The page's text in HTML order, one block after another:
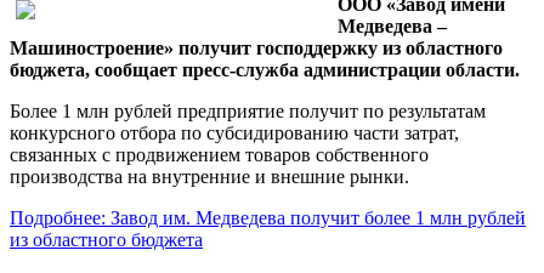
Медведева –
Машиностроение» получит господдержку из областного
бюджета, сообщает пресс-служба администрации области.
Более 1 млн рублей предприятие получит по результатам
конкурсного отбора по субсидированию части затрат,
связанных с продвижением товаров собственного
производства на внутренние и внешние рынки.
Подробнее: Завод им. Медведева получит более 1 млн рублей
из областного бюджета